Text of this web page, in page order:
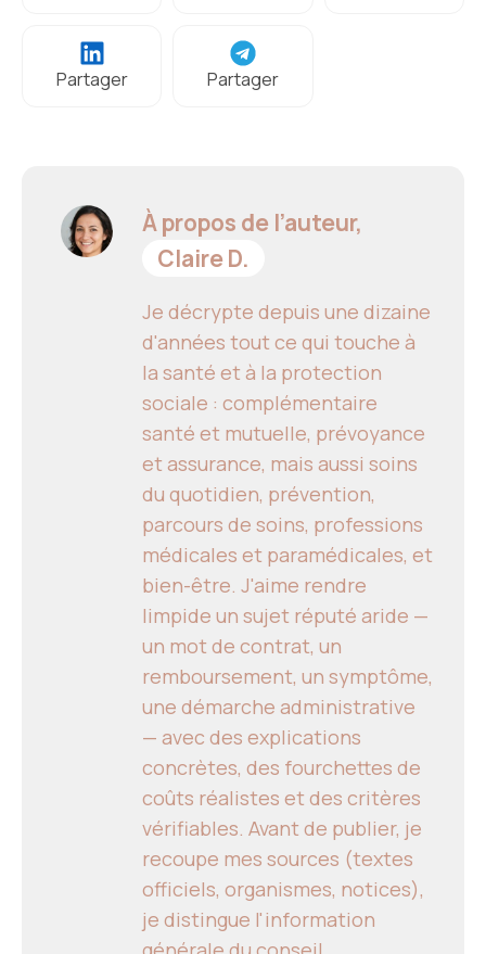
Partager Partager
À propos de l’auteur,
Claire D.
Je décrypte depuis une dizaine
d'années tout ce qui touche à
la santé et à la protection
sociale : complémentaire
santé et mutuelle, prévoyance
et assurance, mais aussi soins
du quotidien, prévention,
parcours de soins, professions
médicales et paramédicales, et
bien-être. J'aime rendre
limpide un sujet réputé aride —
un mot de contrat, un
remboursement, un symptôme,
une démarche administrative
— avec des explications
concrètes, des fourchettes de
coûts réalistes et des critères
vérifiables. Avant de publier, je
recoupe mes sources (textes
officiels, organismes, notices),
je distingue l'information